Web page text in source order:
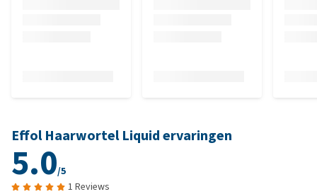
Effol Haarwortel Liquid ervaringen
5.0/5
1 Reviews